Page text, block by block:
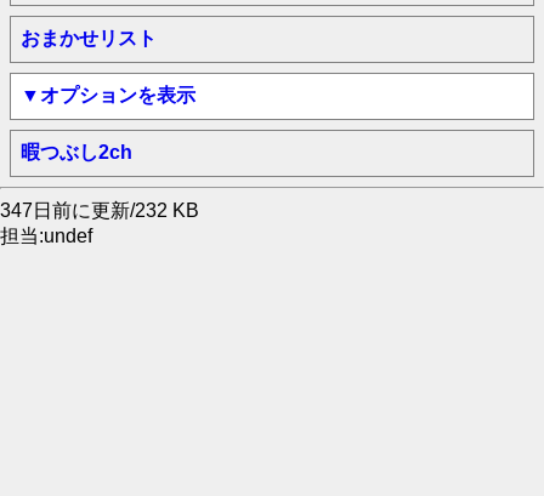
おまかせリスト
▼オプションを表示
暇つぶし2ch
347日前に更新/232 KB
担当:undef